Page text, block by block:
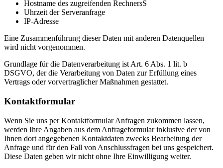
Hostname des zugreifenden RechnersS
Uhrzeit der Serveranfrage
IP-Adresse
Eine Zusammenführung dieser Daten mit anderen Datenquellen
wird nicht vorgenommen.
Grundlage für die Datenverarbeitung ist Art. 6 Abs. 1 lit. b
DSGVO, der die Verarbeitung von Daten zur Erfüllung eines
Vertrags oder vorvertraglicher Maßnahmen gestattet.
Kontaktformular
Wenn Sie uns per Kontaktformular Anfragen zukommen lassen,
werden Ihre Angaben aus dem Anfrageformular inklusive der von
Ihnen dort angegebenen Kontaktdaten zwecks Bearbeitung der
Anfrage und für den Fall von Anschlussfragen bei uns gespeichert.
Diese Daten geben wir nicht ohne Ihre Einwilligung weiter.